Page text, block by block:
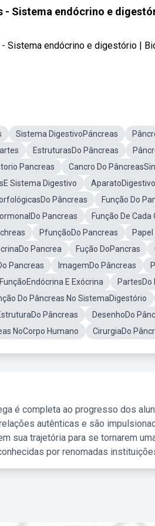
- Sistema endócrino e
Sistema endócrino e digestório |
Sistema DigestivoPáncreas
EstruturasDo Pâncreas
Pancreas Cancro Do
Sistema Digestivo
Pâncreas
Função Do
Pancreas
Função De
PfunçãoDo Pancreas
Pancrea Fução DoPancras
Pancreas ImagemDo Pâncreas
E Exócrina PartesDo
Do Pâncreas No SistemaDigestório
Pâncreas DesenhoDo
NoCorpo Humano CirurgiaDo
é completa ao progresso dos
autênticas e são
sua trajetória para se tornarem
por renomadas